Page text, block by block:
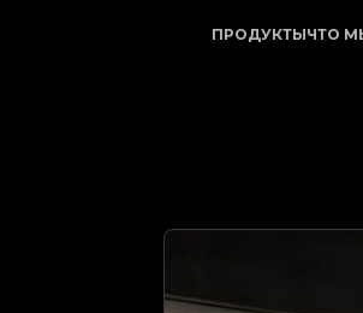
в проверке подлинности
ПРОДУКТЫЧТО